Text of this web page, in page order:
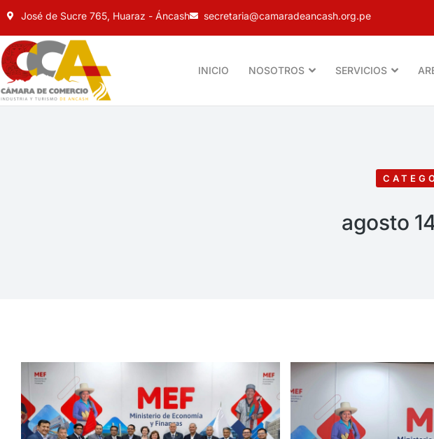
José de Sucre 765, Huaraz - Áncash secretaria@camaradeancash.org.pe
INICIO NOSOTROS SERVICIOS
agosto